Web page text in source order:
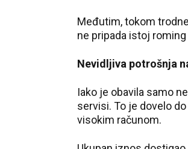
Međutim, tokom
ne pripada istoj
Nevidljiva potrošnja
Iako je obavila samo
servisi. To je dovelo
visokim računom.